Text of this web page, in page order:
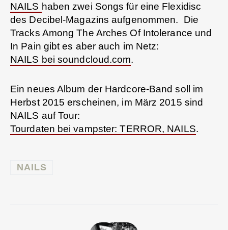
NAILS haben zwei Songs für eine Flexidisc
des Decibel-Magazins aufgenommen. Die
Tracks Among The Arches Of Intolerance und
In Pain gibt es aber auch im Netz:
NAILS bei soundcloud.com.
Ein neues Album der Hardcore-Band soll im
Herbst 2015 erscheinen, im März 2015 sind
NAILS auf Tour:
Tourdaten bei vampster: TERROR, NAILS.
NAILS